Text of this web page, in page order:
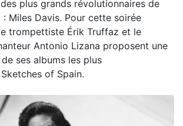
des plus grands révolutionnaires de
: Miles Davis. Pour cette soirée
trompettiste Érik Truffaz et le
Antonio Lizana proposent une
de ses albums les plus
of Spain.